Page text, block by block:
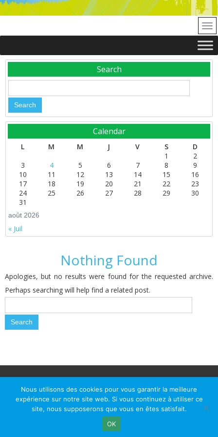
Search
Calendar
août 2026
L M M J V S
D
1
2
3
4 5 6 7 8
9
10
11 12 13 14 15
16
17
18 19 20 21 22
23
24
25 26 27 28 29
30
31
« Juil
Nothing Found
Apologies, but no results were found for the requested archive.
Perhaps searching will help find a related post.
Mairie du Passage d'Agen, BP 7, place du Général de Gaulle, 47520
Le Passage d'Agen - Téléphone: +33 5 53 77 18 77
Nous utilisons des cookies pour vous garantir la meilleure
expérience sur notre site web. Si vous continuez à utiliser ce
site, nous supposerons que vous en êtes satisfait.
OK